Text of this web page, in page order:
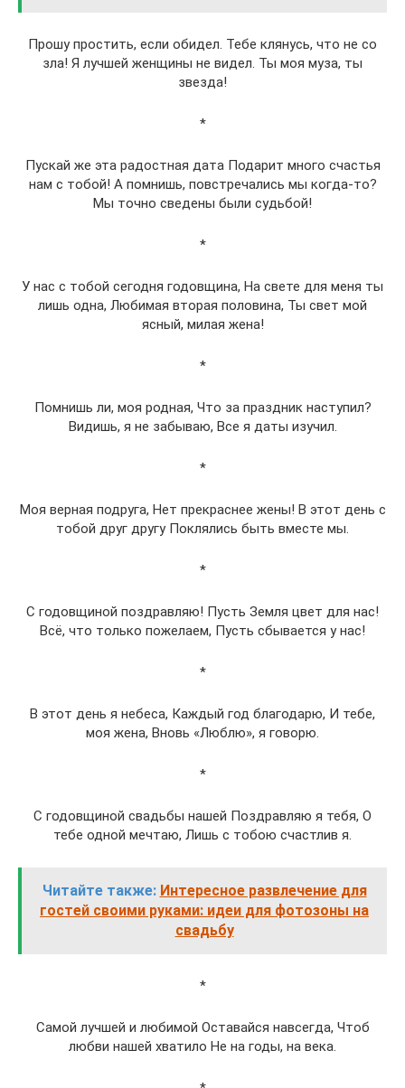
Прошу простить, если обидел. Тебе клянусь, что не со
зла! Я лучшей женщины не видел. Ты моя муза, ты
звезда!
*
Пускай же эта радостная дата Подарит много счастья
нам с тобой! А помнишь, повстречались мы когда-то?
Мы точно сведены были судьбой!
*
У нас с тобой сегодня годовщина, На свете для меня ты
лишь одна, Любимая вторая половина, Ты свет мой
ясный, милая жена!
*
Помнишь ли, моя родная, Что за праздник наступил?
Видишь, я не забываю, Все я даты изучил.
*
Моя верная подруга, Нет прекраснее жены! В этот день с
тобой друг другу Поклялись быть вместе мы.
*
С годовщиной поздравляю! Пусть Земля цвет для нас!
Всё, что только пожелаем, Пусть сбывается у нас!
*
В этот день я небеса, Каждый год благодарю, И тебе,
моя жена, Вновь «Люблю», я говорю.
*
С годовщиной свадьбы нашей Поздравляю я тебя, О
тебе одной мечтаю, Лишь с тобою счастлив я.
Читайте также: Интересное развлечение для
гостей своими руками: идеи для фотозоны на
свадьбу
*
Самой лучшей и любимой Оставайся навсегда, Чтоб
любви нашей хватило Не на годы, на века.